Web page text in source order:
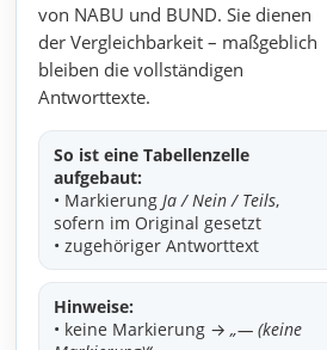
von NABU und BUND. Sie dienen
der Vergleichbarkeit – maßgeblich
bleiben die vollständigen
Antworttexte.
So ist eine Tabellenzelle
aufgebaut:
• Markierung Ja / Nein / Teils,
sofern im Original gesetzt
• zugehöriger Antworttext
Hinweise:
• keine Markierung → „— (keine